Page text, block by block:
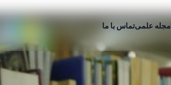
مجله علمیتماس با ما